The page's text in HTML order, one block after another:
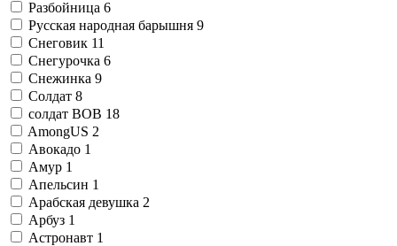
Разбойница 6
Русская народная барышня 9
Снеговик 11
Снегурочка 6
Снежинка 9
Солдат 8
солдат ВОВ 18
AmongUS 2
Авокадо 1
Амур 1
Апельсин 1
Арабская девушка 2
Арбуз 1
Астронавт 1